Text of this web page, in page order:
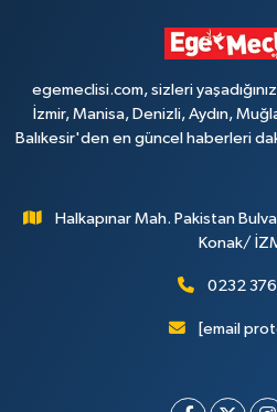
egemeclisi.com, sizleri
İzmir, Manisa, Denizli, Aydın,
Balıkesir'den en güncel haberleri
Halkapınar Mah. Pakistan
Konak/
0232
[email